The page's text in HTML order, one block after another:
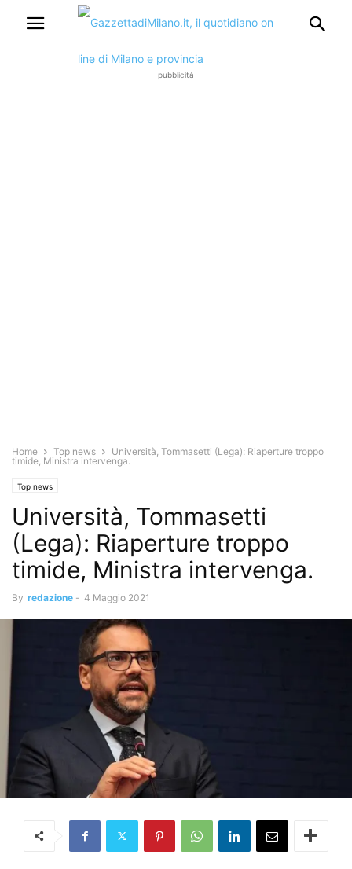
pubblicità
Home Top news
Università, Tommasetti (Lega): Riaperture troppo
timide, Ministra intervenga.
Top news
Università, Tommasetti
(Lega): Riaperture troppo
timide, Ministra intervenga.
By redazione - 4 Maggio 2021